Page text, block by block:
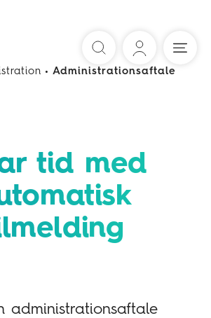
Administrationsaftale
tid med
administrationsaftale